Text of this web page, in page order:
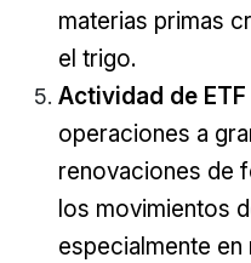
materias primas
el trigo.
Actividad de
operaciones a
renovaciones de
los movimientos
especialmente